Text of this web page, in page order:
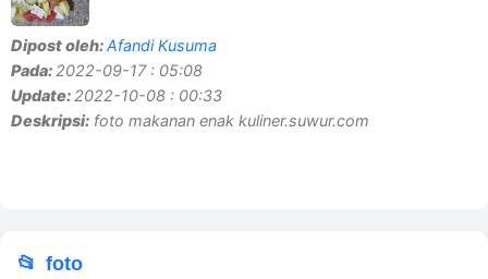
Dipost oleh:Afandi Kusuma
Pada: 2022-09-17 : 05:08
Update: 2022-10-08 : 00:33
Deskripsi: foto makanan enak kuliner.suwur.com
foto